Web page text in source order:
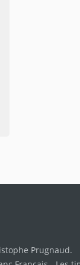
Prugnaud.